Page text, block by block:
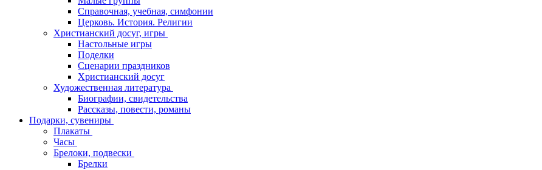
Справочная, учебная, симфонии
Церковь. История. Религии
Христианский досуг, игры
Настольные игры
Поделки
Сценарии праздников
Христианский досуг
Художественная литература
Биографии, свидетельства
Рассказы, повести, романы
Подарки, сувениры
Плакаты
Часы
Брелоки, подвески
Брелки